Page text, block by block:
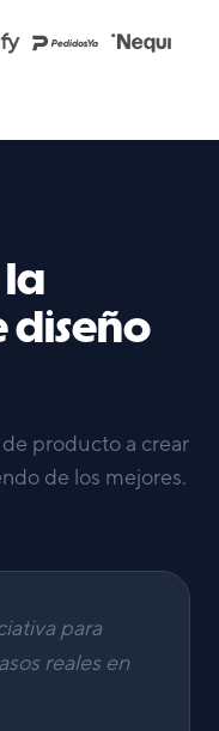
diseño
producto a crear
de los mejores.
para
reales en